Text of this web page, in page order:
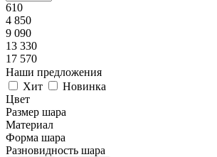
610
4 850
9 090
13 330
17 570
Наши предложения
Хит
Новинка
Цвет
Размер шара
Материал
Форма шара
Разновидность шара